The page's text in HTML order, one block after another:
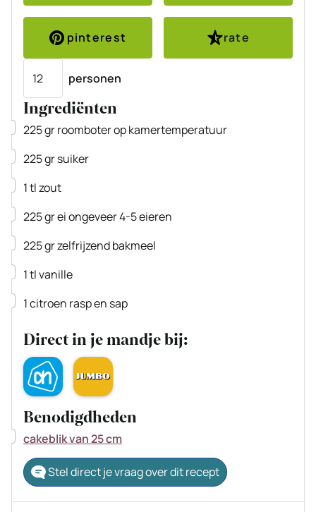
pinterest
rate
personen
Ingrediënten
▢
225grroomboterop kamertemperatuur
▢
225grsuiker
▢
1tlzout
▢
225greiongeveer 4-5 eieren
▢
225grzelfrijzend bakmeel
▢
1tlvanille
▢
1citroen rasp en sap
Direct in je mandje bij:
Benodigdheden
▢
cakeblik van 25 cm
Stel direct je vraag over dit recept